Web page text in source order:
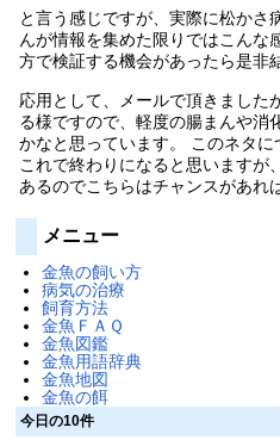
と言う感じですが、実際に松かさ
んが情報を集めた限りではこんな
方で検証する機会があったら是非
応用として、メールで頂きました
る様ですので、軽度の腸まんや消
かなと思っています。 このネタ
これで終わりになると思いますが
あるのでこちらはチャンスがあれ
メニュー
金魚の飼い方
病気の治療
飼育方法
金魚ＦＡＱ
金魚図鑑
金魚用語辞典
金魚地図
金魚の餌
今日の10件